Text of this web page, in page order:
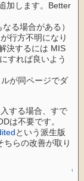
加します。Better
る場合がある）
行方不明になり
決するには MIS
すれば良いよう
が同ページでダ
する場合、すで
は不要です。
という派生版
ちらの改善が取り
↑